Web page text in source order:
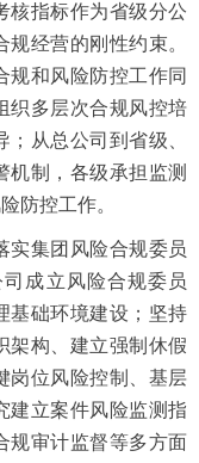
核指标作为省级分公
经营的刚性约束。
规和风险防控工作同
织多层次合规风控培
从总公司到省级、
机制，各级承担监测
防控工作。
集团风险合规委员
成立风险合规委员
基础环境建设；坚持
架构、建立强制休假
岗位风险控制、基层
建立案件风险监测指
规审计监督等多方面